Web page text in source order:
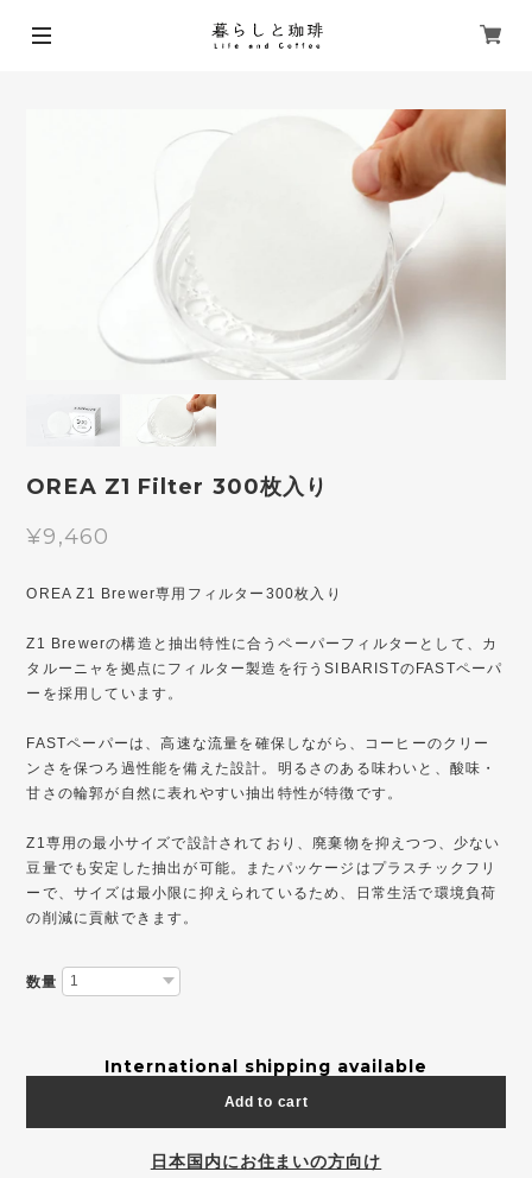
OREA Z1 Filter 300枚入り
¥9,460
OREA Z1 Brewer専用フィルター300枚入り
Z1 Brewerの構造と抽出特性に合うペーパーフィルターとして、カ
タルーニャを拠点にフィルター製造を行うSIBARISTのFASTペーパ
ーを採用しています。
FASTペーパーは、高速な流量を確保しながら、コーヒーのクリー
ンさを保つろ過性能を備えた設計。明るさのある味わいと、酸味・
甘さの輪郭が自然に表れやすい抽出特性が特徴です。
Z1専用の最小サイズで設計されており、廃棄物を抑えつつ、少ない
豆量でも安定した抽出が可能。またパッケージはプラスチックフリ
ーで、サイズは最小限に抑えられているため、日常生活で環境負荷
の削減に貢献できます。
数量
International shipping available
Add to cart
日本国内にお住まいの方向け